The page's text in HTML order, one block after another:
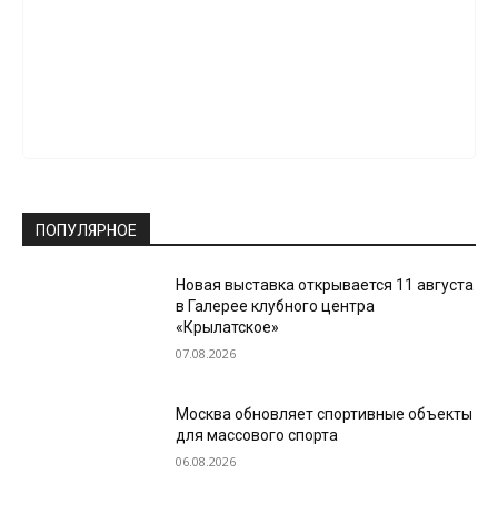
ПОПУЛЯРНОЕ
Новая выставка открывается 11 августа
в Галерее клубного центра
«Крылатское»
07.08.2026
Москва обновляет спортивные объекты
для массового спорта
06.08.2026